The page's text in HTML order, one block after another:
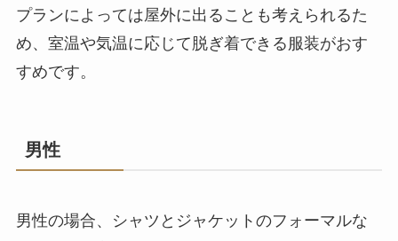
プランによっては屋外に出ることも考えられるた
め、室温や気温に応じて脱ぎ着できる服装がおす
すめです。
男性
男性の場合、シャツとジャケットのフォーマルな